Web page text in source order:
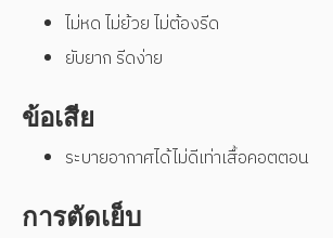
ไม่หด ไม่ย้วย ไม่ต้องรีด
ยับยาก รีดง่าย
ข้อเสีย
ระบายอากาศได้ไม่ดีเท่าเสื้อคอตตอน
การตัดเย็บ